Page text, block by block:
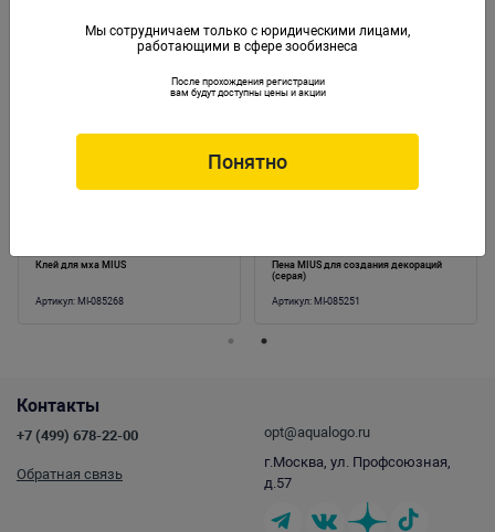
Клей для мха MIUS
Артикул: MI-085268
Пена MIUS для создания декораций
(серая)
Артикул: MI-085251
Контакты
+7 (499) 678-22-00
Обратная связь
opt@aqualogo.ru
г.Москва, ул. Профсоюзная,
д.57
Мы сотрудничаем только с юридическими лицами,
работающими в сфере зообизнеса
После прохождения регистрации
вам будут доступны цены и акции
Понятно